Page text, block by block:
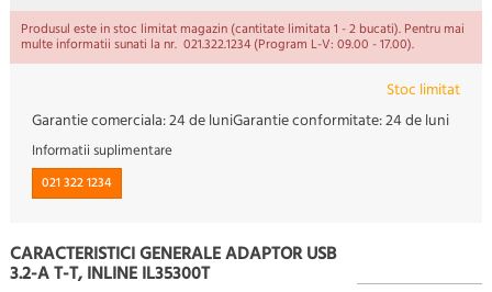
Produsul este in stoc limitat magazin (cantitate limitata 1 - 2 bucati). Pentru mai
multe informatii sunati la nr. 021.322.1234 (Program L-V: 09.00 - 17.00).
Stoc limitat
Garantie comerciala:24 de luniGarantie conformitate:24 de luni
Informatii suplimentare
021 322 1234
CARACTERISTICI GENERALE ADAPTOR USB
3.2-A T-T, INLINE IL35300T